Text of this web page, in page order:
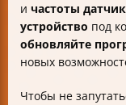
и частоты
устройство под
обновляйте
новых
Чтобы не